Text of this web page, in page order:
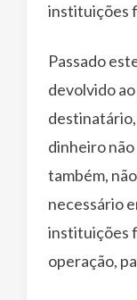
instituições
Passado
devolvido
destinatário,
dinheiro
também,
necessário
instituições
operação,